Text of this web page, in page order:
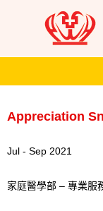
Appreciation
Jul - Sep 2021
家庭醫學部 – 專業服